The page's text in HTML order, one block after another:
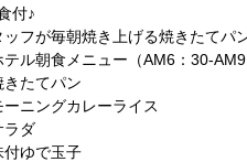
付♪
ッフが毎朝焼き上げる焼きたてパ
テル朝食メニュー（AM6：30-AM9
きたてパン
ーニングカレーライス
ラダ
付ゆで玉子